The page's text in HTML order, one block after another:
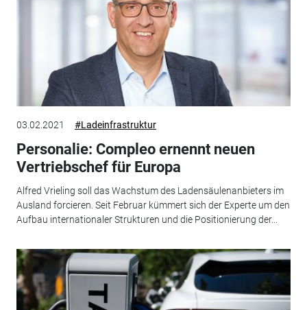
03.02.2021 #Ladeinfrastruktur
Personalie: Compleo ernennt neuen
Vertriebschef für Europa
Alfred Vrieling soll das Wachstum des Ladensäulenanbieters im
Ausland forcieren. Seit Februar kümmert sich der Experte um den
Aufbau internationaler Strukturen und die Positionierung der...